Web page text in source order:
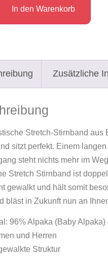
In den Warenkorb
Zusätzliche
Stretch-Stirnband aus
sitzt perfekt. Einem
steht nichts mehr im
Stretch Stirnband ist
gewalkt und hält somit
bläst in Zukunft nun an
96% Alpaka (Baby Alpaka)
und Herren
Struktur